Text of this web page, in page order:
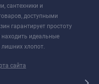
сантехники и
доступными
гарантирует простоту
идеальные
хлопот.
сайта